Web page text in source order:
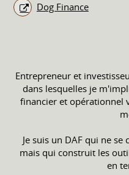
Dog Finance
Entrepreneur et
dans lesquelles je
financier et opérationnel
Je suis un DAF qui ne
mais qui construit les
en